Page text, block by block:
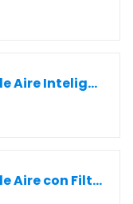
LEVOIT Purificador de Aire Inteligente, Filtro HEPA, Control por Alexa, Silencio Modo Sueño inferior a 24dB, Elimina 99,97% de Alergia Polen Olor y Caspa de Mascota,Blanco
LEVOIT Purificador de Aire con Filtro Hepa, Purificador Aire Hogar para Alergias, Flitros Personalizados Elimina 99,97% del Polen, Polvo, Olores de Mascotas, Modo Sueño y Temporizador